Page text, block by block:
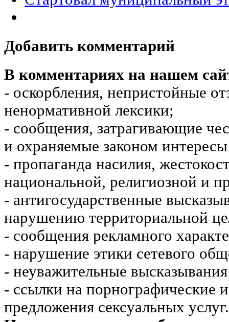
Добавить комментарий
В комментариях на нашем
- оскорбления, непристойные
ненормативной лексики;
- сообщения, затрагивающие
и охраняемые законом
- пропаганда насилия,
национальной, религиозной и
- антигосударственные
нарушению территориальной
- сообщения рекламного
- нарушение этики сетевого
- неуважительные
- ссылки на порнографические
предложения сексуальных услуг.